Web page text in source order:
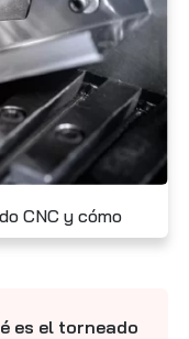
CNC y cómo
es el torneado